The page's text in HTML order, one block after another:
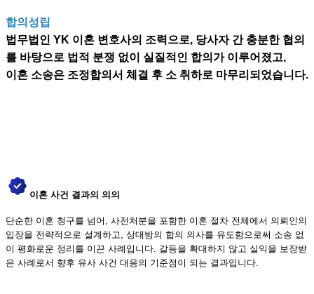
합의성립
법무법인 YK 이혼 변호사의 조력으로, 당사자 간 충분한 협의
를 바탕으로 법적 분쟁 없이 실질적인 합의가 이루어졌고,
이혼 소송은 조정합의서 체결 후 소 취하로 마무리되었습니다.
이혼 사건 결과의 의의
단순한 이혼 청구를 넘어, 사전처분을 포함한 이혼 절차 전체에서 의뢰인의
입장을 전략적으로 설계하고, 상대방의 합의 의사를 유도함으로써 소송 없
이 평화로운 정리를 이끈 사례입니다. 갈등을 확대하지 않고 실익을 보장받
은 사례로서 향후 유사 사건 대응의 기준점이 되는 결과입니다.